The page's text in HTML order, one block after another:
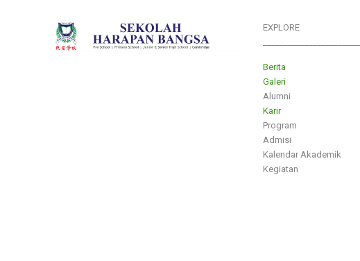
EXPLORE
Berita
Galeri
Alumni
Karir
Program
Admisi
Kalendar Akademik
Kegiatan